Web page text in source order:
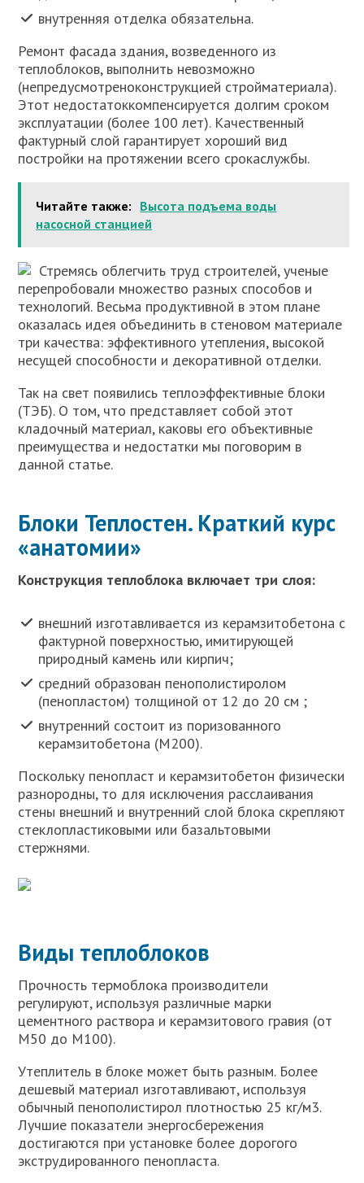
внутренняя отделка обязательна.
Ремонт фасада здания, возведенного из
теплоблоков, выполнить невозможно
(непредусмотреноконструкцией стройматериала).
Этот недостатоккомпенсируется долгим сроком
эксплуатации (более 100 лет). Качественный
фактурный слой гарантирует хороший вид
постройки на протяжении всего срокаслужбы.
Читайте также: Высота подъема воды
насосной станцией
Стремясь облегчить труд строителей, ученые
перепробовали множество разных способов и
технологий. Весьма продуктивной в этом плане
оказалась идея объединить в стеновом материале
три качества: эффективного утепления, высокой
несущей способности и декоративной отделки.
Так на свет появились теплоэффективные блоки
(ТЭБ). О том, что представляет собой этот
кладочный материал, каковы его объективные
преимущества и недостатки мы поговорим в
данной статье.
Блоки Теплостен. Краткий курс
«анатомии»
Конструкция теплоблока включает три слоя:
внешний изготавливается из керамзитобетона с
фактурной поверхностью, имитирующей
природный камень или кирпич;
средний образован пенополистиролом
(пенопластом) толщиной от 12 до 20 см ;
внутренний состоит из поризованного
керамзитобетона (М200).
Поскольку пенопласт и керамзитобетон физически
разнородны, то для исключения расслаивания
стены внешний и внутренний слой блока скрепляют
стеклопластиковыми или базальтовыми
стержнями.
Виды теплоблоков
Прочность термоблока производители
регулируют, используя различные марки
цементного раствора и керамзитового гравия (от
М50 до М100).
Утеплитель в блоке может быть разным. Более
дешевый материал изготавливают, используя
обычный пенополистирол плотностью 25 кг/м3.
Лучшие показатели энергосбережения
достигаются при установке более дорогого
экструдированного пенопласта.